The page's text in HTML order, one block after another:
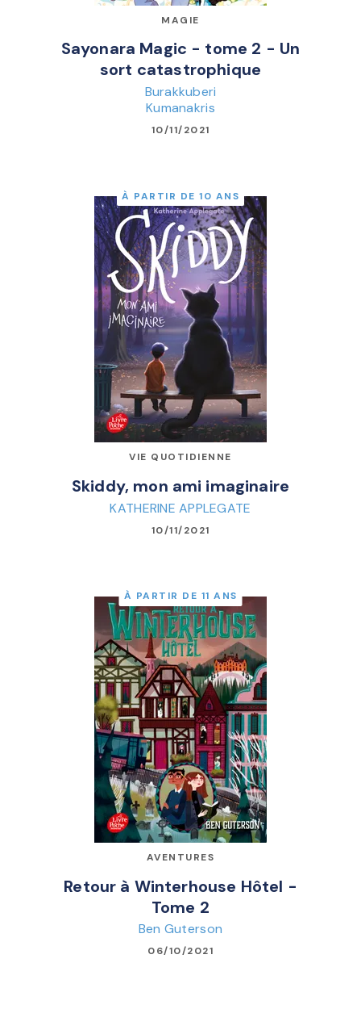
MAGIE
Sayonara Magic - tome 2 - Un
sort catastrophique
Burakkuberi
Kumanakris
10/11/2021
À PARTIR DE 10 ANS
VIE QUOTIDIENNE
Skiddy, mon ami imaginaire
KATHERINE APPLEGATE
10/11/2021
À PARTIR DE 11 ANS
AVENTURES
Retour à Winterhouse Hôtel -
Tome 2
Ben Guterson
06/10/2021